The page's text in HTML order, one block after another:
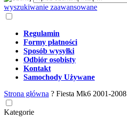
wyszukiwanie zaawansowane
Regulamin
Formy płatności
Sposób wysyłki
Odbiór osobisty
Kontakt
Samochody Używane
Strona główna ? Fiesta Mk6 2001-2008
Kategorie